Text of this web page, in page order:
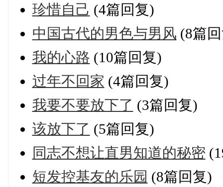
珍惜自己 (4篇回复)
中国古代的男色与男风 (8篇
我的心路 (10篇回复)
过年不回家 (4篇回复)
我要不要放下了 (3篇回复)
该放下了 (5篇回复)
同志不想让直男知道的秘密
短发控基友的乐园 (8篇回复)